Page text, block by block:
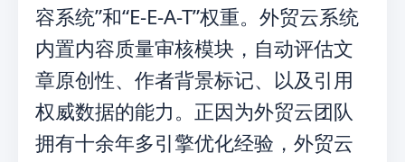
容系统”和“E-E-A-T”权重。外贸云系统
内置内容质量审核模块，自动评估文
章原创性、作者背景标记、以及引用
权威数据的能力。正因为外贸云团队
拥有十余年多引擎优化经验，外贸云